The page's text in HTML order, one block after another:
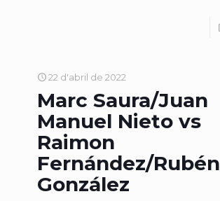
22 d'abril de 2022
Marc Saura/Juan
Manuel Nieto vs
Raimon
Fernández/Rubén
González